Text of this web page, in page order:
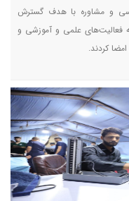
و مشاوره با هدف گسترش
فعالیت‌های علمی و آموزشی و
کردند.